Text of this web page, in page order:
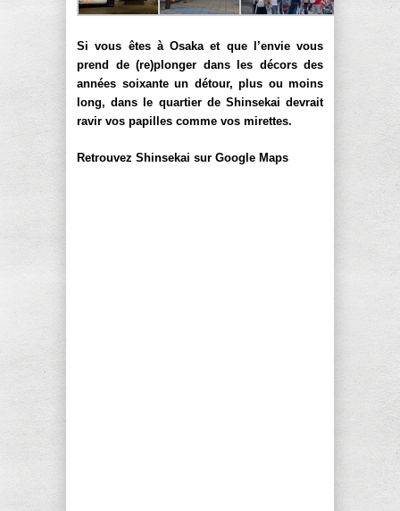
Si vous êtes à Osaka et que l’envie vous
prend de (re)plonger dans les décors des
années soixante un détour, plus ou moins
long, dans le quartier de Shinsekai devrait
ravir vos papilles comme vos mirettes.
Retrouvez Shinsekai sur Google Maps